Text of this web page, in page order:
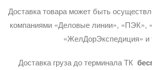
Доставка товара может быть
компаниями «Деловые линии», «ПЭК»,
«ЖелДорЭкспедиция» и
Доставка груза до терминала ТК